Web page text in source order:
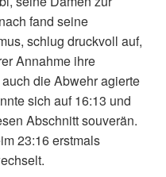
fand seine
schlug druckvoll auf,
Annahme ihre
die Abwehr agierte
sich auf 16:13 und
Abschnitt souverän.
23:16 erstmals